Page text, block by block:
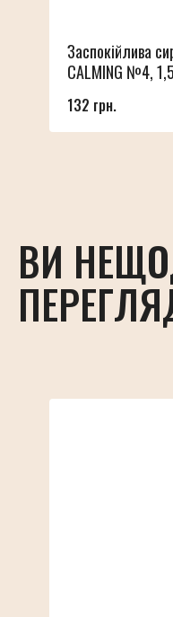
Заспокійлива
CALMING №4,
132 грн.
ВИ